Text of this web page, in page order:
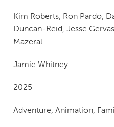
Kim Roberts, Ron Pardo,
Duncan-Reid, Jesse
Mazeral
Jamie Whitney
2025
Adventure, Animation,